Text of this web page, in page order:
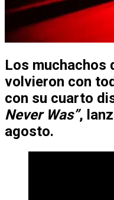
Los muchachos
volvieron con
con su cuarto
Never Was”,
agosto.